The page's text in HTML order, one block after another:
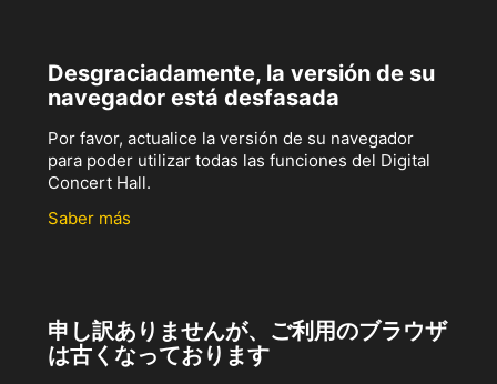
Desgraciadamente, la versión de su
navegador está desfasada
Por favor, actualice la versión de su navegador
para poder utilizar todas las funciones del Digital
Concert Hall.
Saber más
申し訳ありませんが、ご利用のブラウザ
は古くなっております